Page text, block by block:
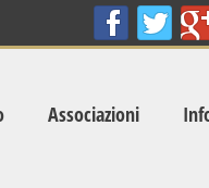
Associazioni